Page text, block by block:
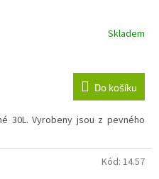
Skladem
Do košíku
30L. Vyrobeny jsou z pevného
Kód: 14.57